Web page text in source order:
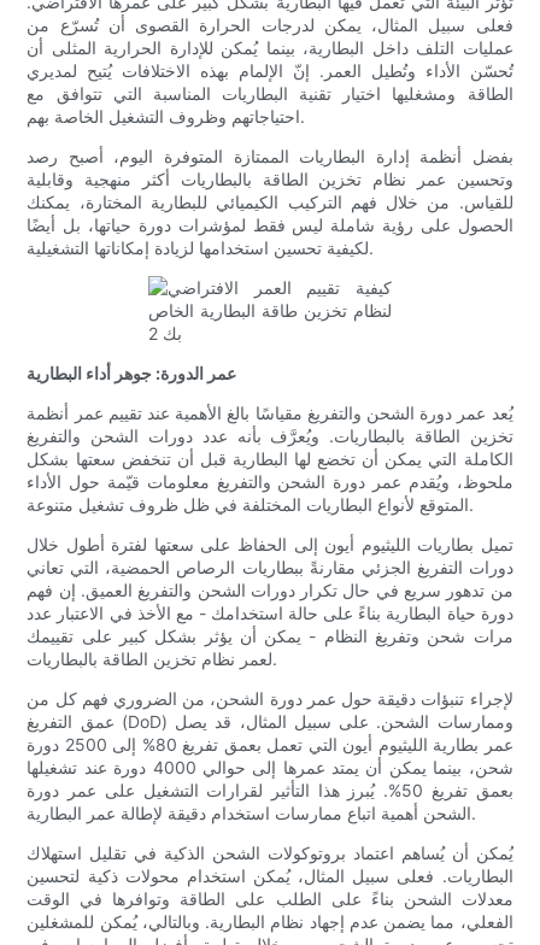
فعلى سبيل المثال، يمكن لدرجات الحرارة القصوى أن تُسرّع من
عمليات التلف داخل البطارية، بينما يُمكن للإدارة الحرارية المثلى أن
تُحسّن الأداء وتُطيل العمر. إنّ الإلمام بهذه الاختلافات يُتيح لمديري
الطاقة ومشغليها اختيار تقنية البطاريات المناسبة التي تتوافق مع
احتياجاتهم وظروف التشغيل الخاصة بهم.
بفضل أنظمة إدارة البطاريات الممتازة المتوفرة اليوم، أصبح رصد
وتحسين عمر نظام تخزين الطاقة بالبطاريات أكثر منهجية وقابلية
للقياس. من خلال فهم التركيب الكيميائي للبطارية المختارة، يمكنك
الحصول على رؤية شاملة ليس فقط لمؤشرات دورة حياتها، بل أيضًا
لكيفية تحسين استخدامها لزيادة إمكاناتها التشغيلية.
عمر الدورة: جوهر أداء البطارية
يُعد عمر دورة الشحن والتفريغ مقياسًا بالغ الأهمية عند تقييم عمر أنظمة
تخزين الطاقة بالبطاريات. ويُعرَّف بأنه عدد دورات الشحن والتفريغ
الكاملة التي يمكن أن تخضع لها البطارية قبل أن تنخفض سعتها بشكل
ملحوظ، ويُقدم عمر دورة الشحن والتفريغ معلومات قيّمة حول الأداء
المتوقع لأنواع البطاريات المختلفة في ظل ظروف تشغيل متنوعة.
تميل بطاريات الليثيوم أيون إلى الحفاظ على سعتها لفترة أطول خلال
دورات التفريغ الجزئي مقارنةً ببطاريات الرصاص الحمضية، التي تعاني
من تدهور سريع في حال تكرار دورات الشحن والتفريغ العميق. إن فهم
دورة حياة البطارية بناءً على حالة استخدامك - مع الأخذ في الاعتبار عدد
مرات شحن وتفريغ النظام - يمكن أن يؤثر بشكل كبير على تقييمك
لعمر نظام تخزين الطاقة بالبطاريات.
لإجراء تنبؤات دقيقة حول عمر دورة الشحن، من الضروري فهم كل من
عمق التفريغ (DoD) وممارسات الشحن. على سبيل المثال، قد يصل
عمر بطارية الليثيوم أيون التي تعمل بعمق تفريغ 80% إلى 2500 دورة
شحن، بينما يمكن أن يمتد عمرها إلى حوالي 4000 دورة عند تشغيلها
بعمق تفريغ 50%. يُبرز هذا التأثير لقرارات التشغيل على عمر دورة
الشحن أهمية اتباع ممارسات استخدام دقيقة لإطالة عمر البطارية.
يُمكن أن يُساهم اعتماد بروتوكولات الشحن الذكية في تقليل استهلاك
البطاريات. فعلى سبيل المثال، يُمكن استخدام محولات ذكية لتحسين
معدلات الشحن بناءً على الطلب على الطاقة وتوافرها في الوقت
الفعلي، مما يضمن عدم إجهاد نظام البطارية. وبالتالي، يُمكن للمشغلين